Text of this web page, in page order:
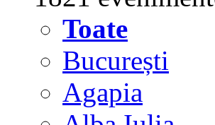
Toate
București
Agapia